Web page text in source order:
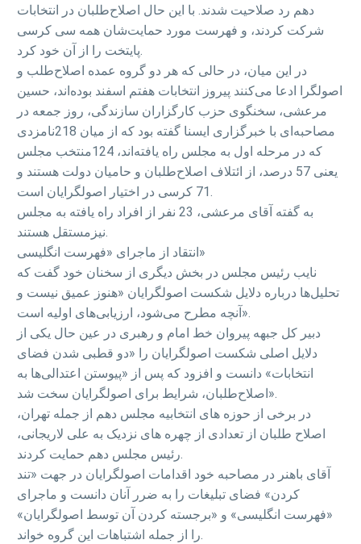
دهم رد صلاحیت شدند. با این حال اصلاح‌طلبان در انتخابات
شرکت کردند، و فهرست مورد حمایت‌شان همه سی کرسی
پایتخت را از آن خود کرد.
در این میان، در حالی که هر دو گروه عمده اصلاح‌طلب و
اصولگرا ادعا می‌کنند پیروز انتخابات هفتم اسفند بوده‌اند، حسین
مرعشی، سخنگوی حزب کارگزاران سازندگی، روز جمعه در
مصاحبه‌ای با خبرگزاری ایسنا گفته بود که از میان 218نامزدی
که در مرحله اول به مجلس راه یافته‌اند، 124منتخب مجلس
یعنی 57 درصد، از ائتلاف اصلاح‌طلبان و حامیان دولت هستند و
71 کرسی در اختیار اصولگرایان است.
به گفته آقای مرعشی، 23 نفر از افراد راه یافته به مجلس
نیزمستقل هستند.
انتقاد از ماجرای «فهرست انگلیسی»
نایب رئیس مجلس در بخش دیگری از سخنان خود گفت که
تحلیل‌ها درباره دلایل شکست اصولگرایان «هنوز عمیق نیست و
آنچه مطرح می‌شود، ارزیابی‌های اولیه است».
دبیر کل جبهه پیروان خط امام و رهبری در عین حال یکی از
دلایل اصلی شکست اصولگرایان را «دو قطبی شدن فضای
انتخابات» دانست و افزود که پس از «پیوستن اعتدالی‌ها به
اصلاح‌طلبان، شرایط برای اصولگرایان سخت شد».
در برخی از حوزه های انتخابیه مجلس دهم از جمله تهران،
اصلاح طلبان از تعدادی از چهره های نزدیک به علی لاریجانی،
رئیس مجلس دهم حمایت کردند.
آقای باهنر در مصاحبه خود اقدامات اصولگرایان در جهت «تند
کردن» فضای تبلیغات را به ضرر آنان دانست و ماجرای
«فهرست انگلیسی» و «برجسته کردن آن توسط اصولگرایان»
را از جمله اشتباهات این گروه خواند.